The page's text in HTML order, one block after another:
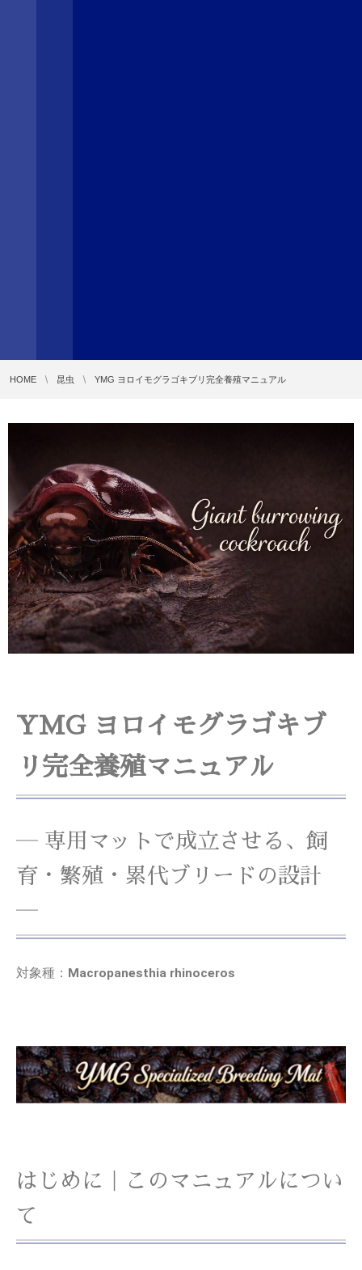
HOME 昆虫 YMG ヨロイモグラゴキブリ完全養殖マニュアル
YMG ヨロイモグラゴキブ
リ完全養殖マニュアル
― 専用マットで成立させる、飼
育・繁殖・累代ブリードの設計
―
対象種： Macropanesthia rhinoceros
はじめに｜このマニュアルについ
て